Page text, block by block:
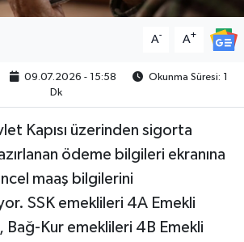
A- A+
09.07.2026 - 15:58
Okunma Süresi: 1
Dk
Kapısı üzerinden sigorta
ödeme bilgileri ekranına
maaş bilgilerini
SSK emeklileri 4A Emekli
Bağ-Kur emeklileri 4B Emekli